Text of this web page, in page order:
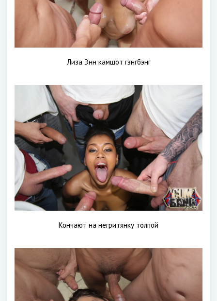
Лиза Энн камшот гэнгбэнг
Кончают на негритянку толпой